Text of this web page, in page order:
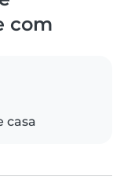
com
casa